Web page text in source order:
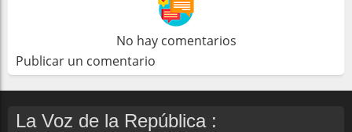
No hay comentarios
Publicar un comentario
La Voz de la República :